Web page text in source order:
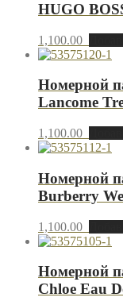
HUGO
1,100.00
Номерной
Lancome
1,100.00
Номерной
Burberry
1,100.00
Номерной
Chloe Eau